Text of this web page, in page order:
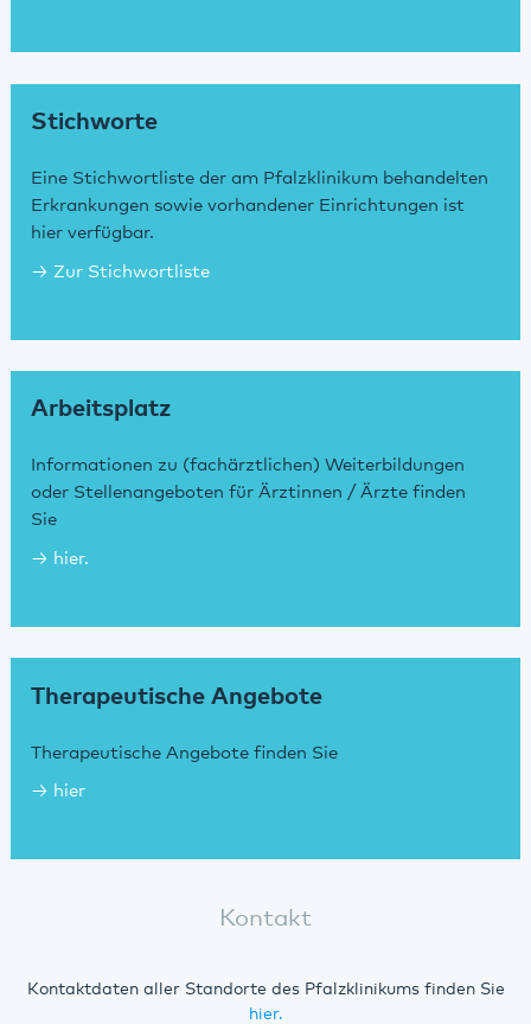
Stichworte
Eine Stichwortliste der am Pfalzklinikum behandelten
Erkrankungen sowie vorhandener Einrichtungen ist
hier verfügbar.
Zur Stichwortliste
Arbeitsplatz
Informationen zu (fachärztlichen) Weiterbildungen
oder Stellenangeboten für Ärztinnen / Ärzte finden
Sie
hier.
Therapeutische Angebote
Therapeutische Angebote finden Sie
hier
Kontakt
Kontaktdaten aller Standorte des Pfalzklinikums finden Sie
hier.